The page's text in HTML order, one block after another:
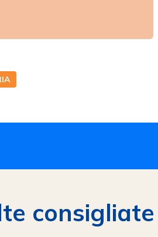
consigliate